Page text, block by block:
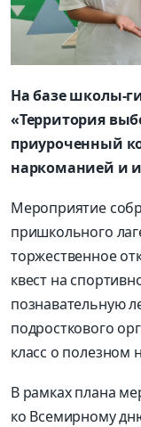
На базе школы-
«Территория
приуроченный
наркоманией и
Мероприятие
пришкольного
торжественное
квест на
познавательную
подросткового
класс о полезном
В рамках плана
ко Всемирному